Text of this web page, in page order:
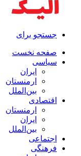
جستجو برای
صفحه نخست
سیاسی
ایران
ارمنستان
بین‌الملل
اقتصادی
ارمنستان
ایران
بین‌الملل
اجتماعی
فرهنگی